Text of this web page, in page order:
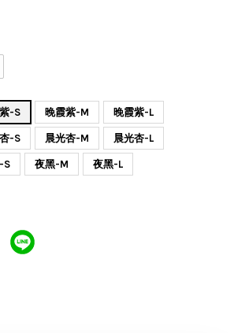
-S 晚霞紫-M 晚霞紫-L
-S 晨光杏-M 晨光杏-L
S 夜黑-M 夜黑-L